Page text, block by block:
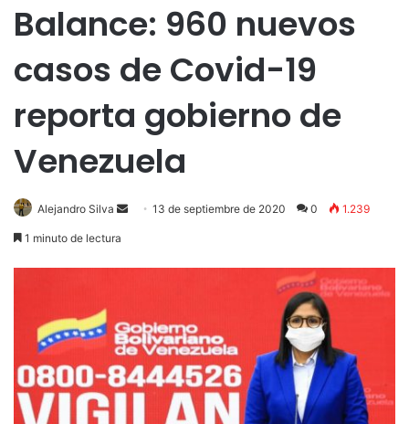
Balance: 960 nuevos
casos de Covid-19
reporta gobierno de
Venezuela
Alejandro Silva
Send13 de septiembre de 2020 0 1.239
1 minuto de lectura